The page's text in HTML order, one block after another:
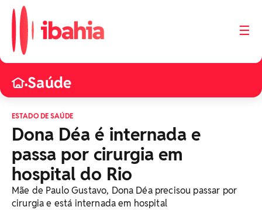
☰
•Saúde
ESTADO DE SAÚDE
Dona Déa é internada e
passa por cirurgia em
hospital do Rio
Mãe de Paulo Gustavo, Dona Déa precisou passar por
cirurgia e está internada em hospital